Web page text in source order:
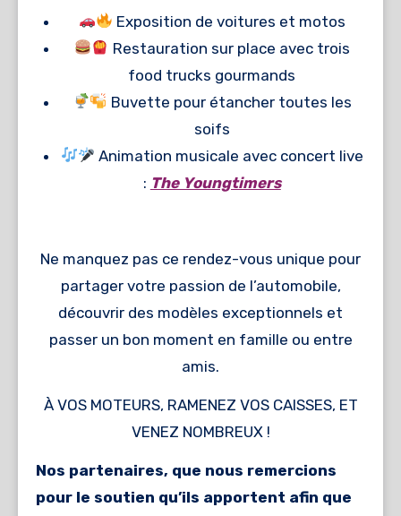
Exposition de voitures et motos
Restauration sur place avec trois
food trucks gourmands
Buvette pour étancher toutes les
soifs
Animation musicale avec concert live
: The Youngtimers
Ne manquez pas ce rendez-vous unique pour
partager votre passion de l’automobile,
découvrir des modèles exceptionnels et
passer un bon moment en famille ou entre
amis.
À VOS MOTEURS, RAMENEZ VOS CAISSES, ET
VENEZ NOMBREUX !
Nos partenaires, que nous remercions
pour le soutien qu’ils apportent afin que